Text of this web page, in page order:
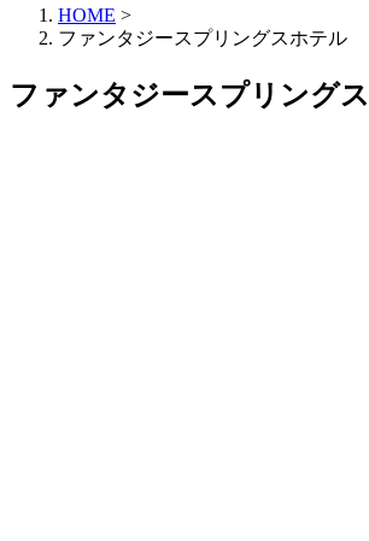
HOME >
ファンタジースプリングスホテル
ファンタジースプリング